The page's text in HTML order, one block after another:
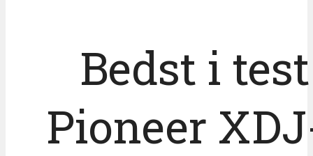
Bedst i
Pioneer